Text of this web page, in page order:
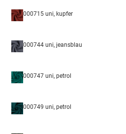
000715 uni, kupfer
000744 uni, jeansblau
000747 uni, petrol
000749 uni, petrol